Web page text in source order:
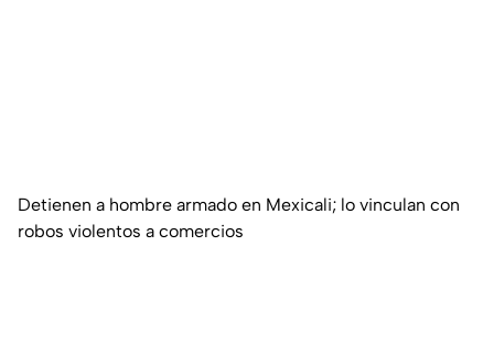
Detienen a hombre armado en Mexicali; lo vinculan con
robos violentos a comercios